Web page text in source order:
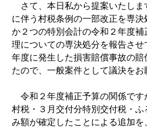
さて、本日私から提案いたしま
に伴う村税条例の一部改正を専
か２つの特別会計の令和２年度
理についての専決処分を報告さ
年度に発生した損害賠償事故の
たので、一般案件として議決をお
令和２年度補正予算の関係です
村税・３月交付分特別交付税・
み額が確定したことによる追加